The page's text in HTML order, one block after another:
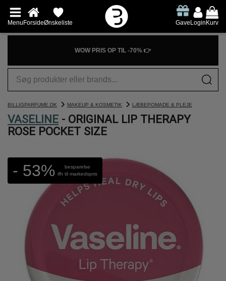
MenuForsideØnskeliste GaveLoginKurv
WOW PRIS OP TIL -70% 👉
BILLIGPARFUME.DK MAKEUP & KOSMETIK LÆBEPOMADE & PLEJE
VASELINE - ORIGINAL LIP THERAPY
ROSE POCKET SIZE
- 53%
besparelse
ifh til markedspris